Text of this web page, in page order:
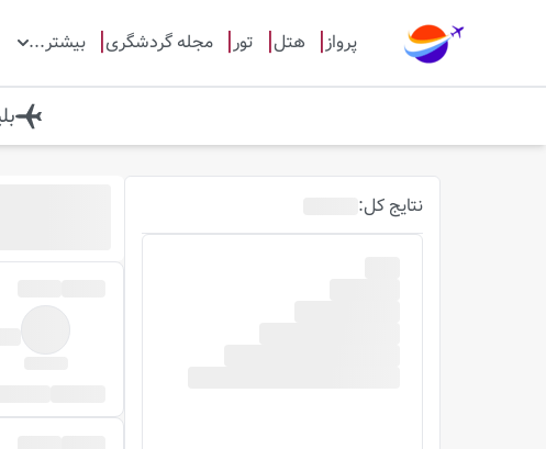
پرواز هتل تور مجله گردشگری بیشتر...
نتایج کل: